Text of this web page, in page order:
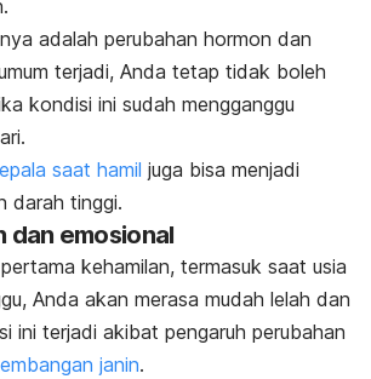
adalah perubahan hormon dan
terjadi, Anda tetap tidak boleh
kondisi ini sudah mengganggu
saat hamil juga bisa menjadi
darah tinggi.
dan emosional
kehamilan, termasuk saat usia
Anda akan merasa mudah lelah dan
ini terjadi akibat pengaruh perubahan
janin.